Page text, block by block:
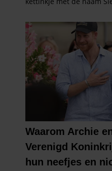
partners voor social media,
informatie die u aan ze
verzameld op basis van
gaat akkoord met onze
gebruiken.